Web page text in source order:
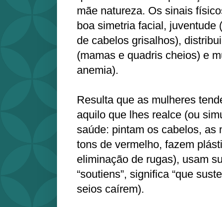
mãe natureza. Os sinais
boa simetria facial, juventude
de cabelos grisalhos),
(mamas e quadris cheios) e
anemia).
Resulta que as mulheres
aquilo que lhes realce (ou
saúde: pintam os cabelos, as
tons de vermelho, fazem
eliminação de rugas), usam
“soutiens”, significa “que
seios caírem).